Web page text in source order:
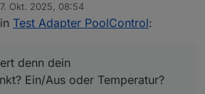
das noch mal betonst mit 2
Das ist zur Zeit so noch nicht
Aber angedacht. z.B als Wärmepumpe.
liefert denn dein
Ein/Aus oder Temperatur?
7. Okt. 2025, 08:54
von
Test Adapter PoolControl:
denn dein
Ein/Aus oder Temperatur?